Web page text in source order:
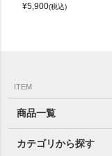
¥5,900(税込)
ITEM
商品一覧
カテゴリから探す